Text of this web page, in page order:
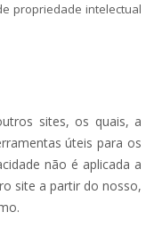
propriedade intelectual
sites, os quais, a
úteis para os
não é aplicada a
site a partir do nosso,